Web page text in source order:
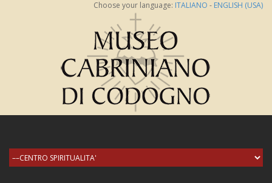
Choose your language: ITALIANO - ENGLISH (USA)